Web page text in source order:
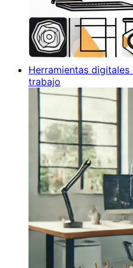
Herramientas
trabajo